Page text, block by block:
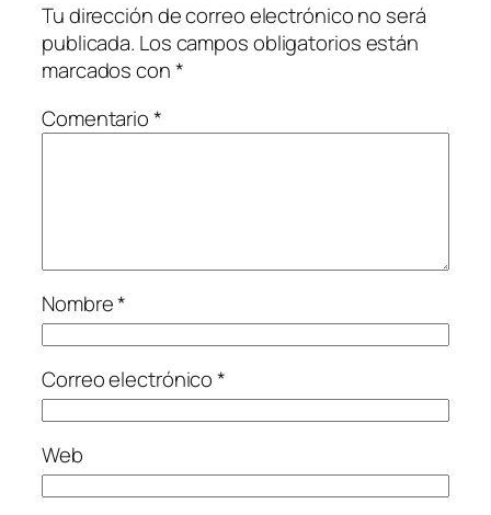
Tu dirección de correo electrónico no será
publicada. Los campos obligatorios están
marcados con*
Comentario*
Nombre*
Correo electrónico*
Web